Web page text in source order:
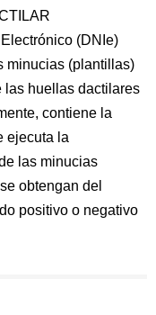
(DNIe)
minucias (plantillas)
las huellas dactilares
contiene la
ejecuta la
las minucias
obtengan del
positivo o negativo